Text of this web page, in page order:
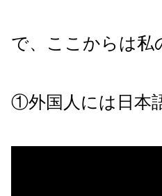
で、ここからは私
①外国人には日本